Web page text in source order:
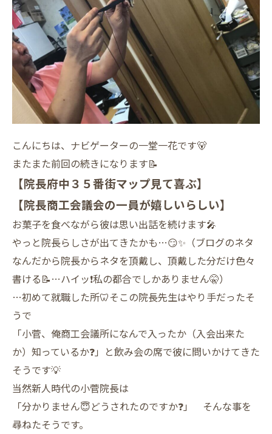
こんにちは、ナビゲーターの一堂一花です🐻
またまた前回の続きになります📝
【院長府中３５番街マップ見て喜ぶ】
【院長商工会議会の一員が嬉しいらしい】
お菓子を食べながら彼は思い出話を続けます🎤
やっと院長らしさが出てきたかも…😏✨（ブログのネタ
なんだから院長からネタを頂戴し、頂戴した分だけ色々
書ける📝…ハイッ❗️私の都合でしかありません🤫）
…初めて就職した所🦷そこの院長先生はやり手だったそ
うで
「小菅、俺商工会議所になんで入ったか（入会出来た
か）知っているか❓」と飲み会の席で彼に問いかけてきた
そうです💡
当然新人時代の小菅院長は
「分かりません😇どうされたのですか❓」 そんな事を
尋ねたそうです。